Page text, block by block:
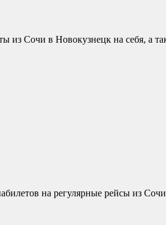
из Сочи в Новокузнецк на себя, а
на регулярные рейсы из